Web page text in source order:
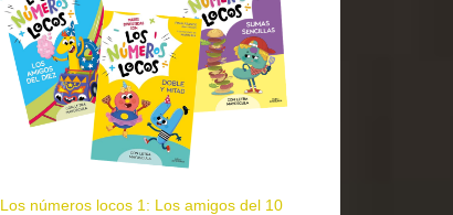
Los números locos 1: Los amigos del 10